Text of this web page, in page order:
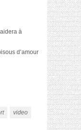
à
d’amour
video